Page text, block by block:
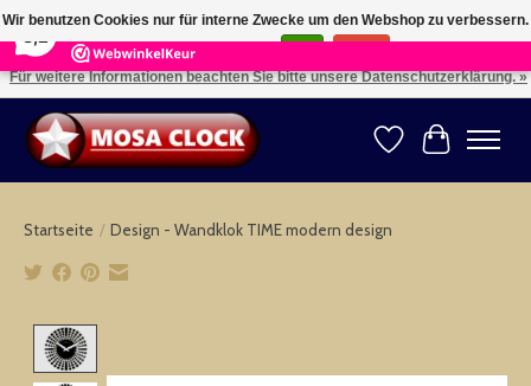
164 Reviews ×
Kies uw taal: NL -- Wählen Sie ihre Sprache: DE -- Choose your language: EN ⇓ ⇒
Wunschzettel
Ihr
Startseite / Design - Wandklok TIME modern design
Wir benutzen Cookies nur für interne Zwecke um den Webshop zu verbessern.
Ist das in Ordnung?
Für weitere Informationen beachten Sie bitte unsere Datenschutzerklärung. »